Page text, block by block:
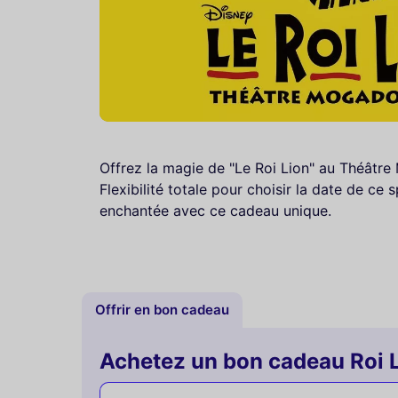
Offrez la magie de "Le Roi Lion" au
Flexibilité totale pour choisir la date de ce
enchantée avec ce cadeau unique.
Offrir en bon cadeau
Achetez un bon cadeau Roi